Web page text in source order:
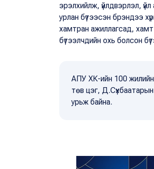
эрэлхийлж, үйлдвэрлэл,
урлан бүтээсэн брэндээ
хамтран ажиллагсад, хамт
бүтээлчдийн охь болсон
АПУ ХК-ийн 100 жилийн
төв цэг,
урьж байна.